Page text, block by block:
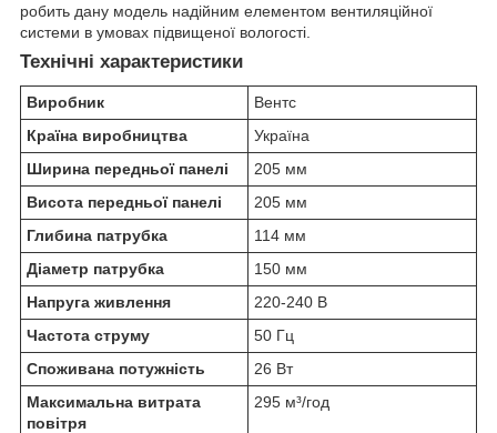
робить дану модель надійним елементом вентиляційної
системи в умовах підвищеної вологості.
Технічні характеристики
Виробник
Вентс
Країна виробництва
Україна
Ширина передньої панелі
205 мм
Висота передньої панелі
205 мм
Глибина патрубка
114 мм
Діаметр патрубка
150 мм
Напруга живлення
220-240 В
Частота струму
50 Гц
Споживана потужність
26 Вт
Максимальна витрата
повітря
295 м³/год